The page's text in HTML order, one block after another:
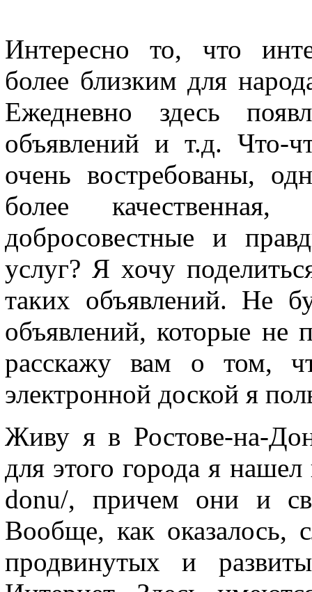
Интересно то, что
более близким для
Ежедневно здесь
объявлений и т.д. Что-
очень востребованы,
более
добросовестные и
услуг? Я хочу
таких объявлений. Не
объявлений, которые
расскажу вам о том,
электронной доской я
Живу я в Ростове-на-
для этого города я
donu/, причем они и
Вообще, как оказалось,
продвинутых и